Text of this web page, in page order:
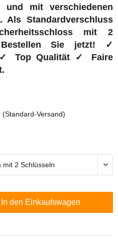
und mit verschiedenen
Als Standardverschluss
mit 2
Bestellen Sie jetzt! ✓
✓ Top Qualität ✓ Faire
Versand)
In den Einkaufswagen